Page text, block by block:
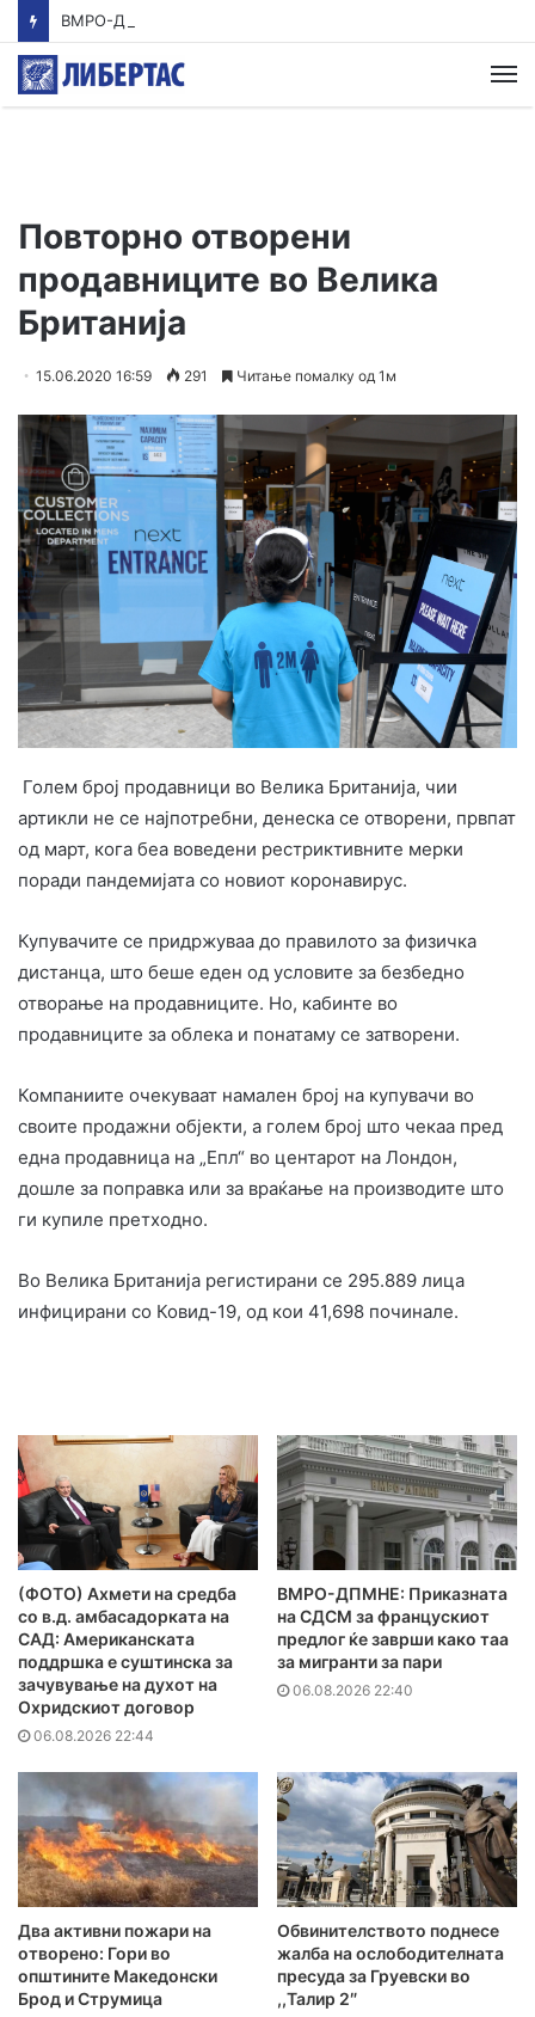
Повторно отворени
продавниците во Велика
Британија
15.06.2020 16:59 291 Читање помалку од 1м
Голем број продавници во Велика Британија, чии
артикли не се најпотребни, денеска се отворени, првпат
од март, кога беа воведени рестриктивните мерки
поради пандемијата со новиот коронавирус.
Купувачите се придржуваа до правилото за физичка
дистанца, што беше еден од условите за безбедно
отворање на продавниците. Но, кабинте во
продавниците за облека и понатаму се затворени.
Компаниите очекуваат намален број на купувачи во
своите продажни објекти, а голем број што чекаа пред
една продавница на „Епл“ во центарот на Лондон,
дошле за поправка или за враќање на производите што
ги купиле претходно.
Во Велика Британија регистирани се 295.889 лица
инфицирани со Ковид-19, од кои 41,698 починале.
(ФОТО) Ахмети на средба
со в.д. амбасадорката на
САД: Американската
поддршка е суштинска за
зачувување на духот на
Охридскиот договор
06.08.2026 22:44
ВМРО-ДПМНЕ: Приказната
на СДСМ за францускиот
предлог ќе заврши како таа
за мигранти за пари
06.08.2026 22:40
Два активни пожари на
отворено: Гори во
општините Македонски
Брод и Струмица
Обвинителството поднесе
жалба на ослободителната
пресуда за Груевски во
,,Талир 2″